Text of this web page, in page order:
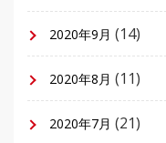
2020年9月 (14)
2020年8月 (11)
2020年7月 (21)